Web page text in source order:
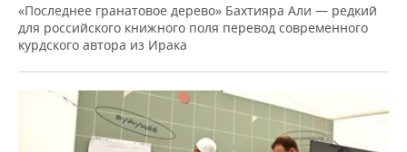
«Последнее гранатовое дерево» Бахтияра Али — редкий
для российского книжного поля перевод современного
курдского автора из Ирака